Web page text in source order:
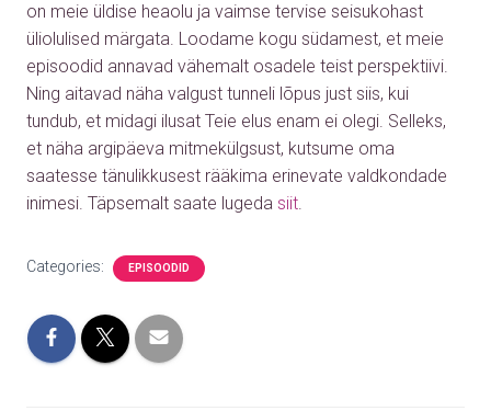
on meie üldise heaolu ja vaimse tervise seisukohast
üliolulised märgata. Loodame kogu südamest, et meie
episoodid annavad vähemalt osadele teist perspektiivi.
Ning aitavad näha valgust tunneli lõpus just siis, kui
tundub, et midagi ilusat Teie elus enam ei olegi. Selleks,
et näha argipäeva mitmekülgsust, kutsume oma
saatesse tänulikkusest rääkima erinevate valdkondade
inimesi. Täpsemalt saate lugeda siit.
Categories: EPISOODID